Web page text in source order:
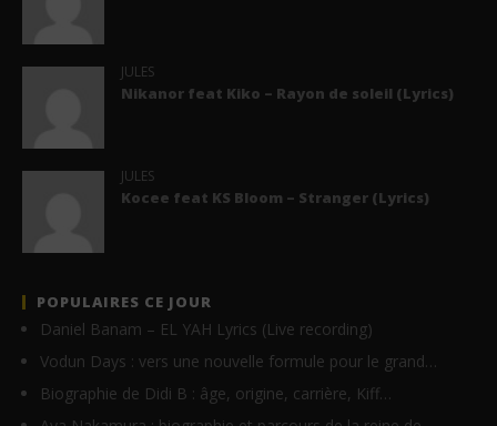
JULES
Nikanor feat Kiko – Rayon de soleil (Lyrics)
JULES
Kocee feat KS Bloom – Stranger (Lyrics)
POPULAIRES CE JOUR
Daniel Banam – EL YAH Lyrics (Live recording)
Vodun Days : vers une nouvelle formule pour le grand…
Biographie de Didi B : âge, origine, carrière, Kiff…